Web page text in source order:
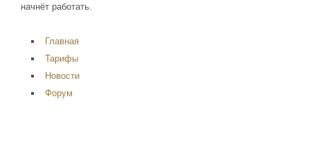
начнёт работать.
Главная
Тарифы
Новости
Форум